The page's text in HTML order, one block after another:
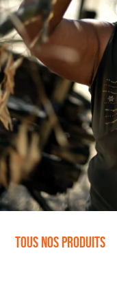
Tous nos produits